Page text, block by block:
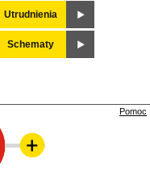
Utrudnienia
Schematy
Pomoc